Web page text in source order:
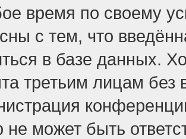
время по своему
с тем, что
в базе данных.
третьим лицам
не может быть